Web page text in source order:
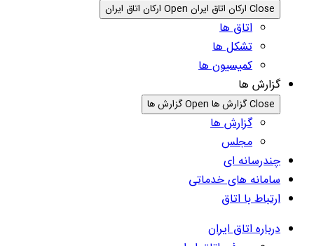
Close ارکان اتاق ایران Open ارکان اتاق ایران
اتاق ها
تشکل ها
کمیسیون ها
گزارش ها
Close گزارش ها Open گزارش ها
گزارش ها
مجلس
چندرسانه ای
سامانه های خدماتی
ارتباط با اتاق
درباره اتاق ایران